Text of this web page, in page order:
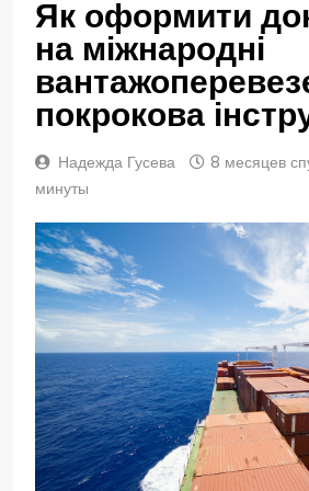
Як оформити
на міжнародні
покрокова
Надежда Гусева 8 месяцев
минуты